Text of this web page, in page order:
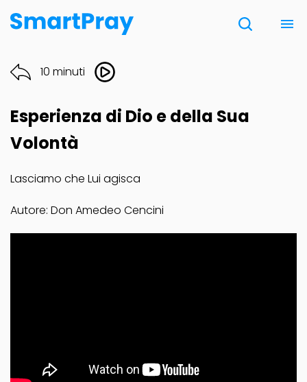
Chi siamo
Contatti
Note Legali
10 minuti
Esperienza di Dio e della Sua
Volontà
Lasciamo che Lui agisca
Autore: Don Amedeo Cencini